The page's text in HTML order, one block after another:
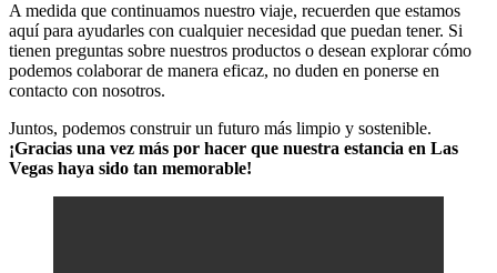
A medida que continuamos nuestro viaje, recuerden que estamos
aquí para ayudarles con cualquier necesidad que puedan tener. Si
tienen preguntas sobre nuestros productos o desean explorar cómo
podemos colaborar de manera eficaz, no duden en ponerse en
contacto con nosotros.
Juntos, podemos construir un futuro más limpio y sostenible.
¡Gracias una vez más por hacer que nuestra estancia en Las
Vegas haya sido tan memorable!